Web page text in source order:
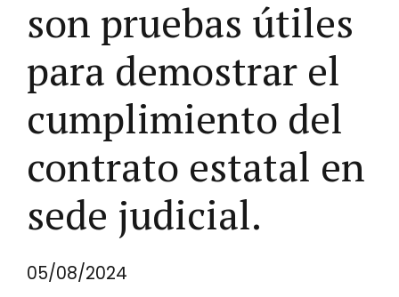
son pruebas útiles
para demostrar el
cumplimiento del
contrato estatal en
sede judicial.
05/08/2024